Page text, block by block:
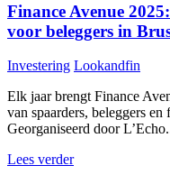
Finance Avenue
voor beleggers in
Investering Lookandfin
Elk jaar brengt Finance
van spaarders, beleggers
Georganiseerd door
Lees verder